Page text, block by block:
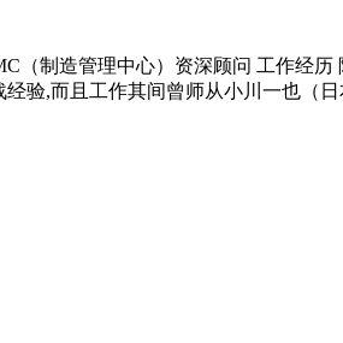
（制造管理中心）资深顾问 工作经
验,而且工作其间曾师从小川一也（